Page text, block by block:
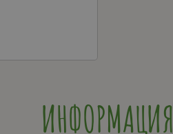
ИНФОРМАЦИЯ